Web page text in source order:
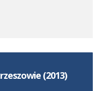
(2013)